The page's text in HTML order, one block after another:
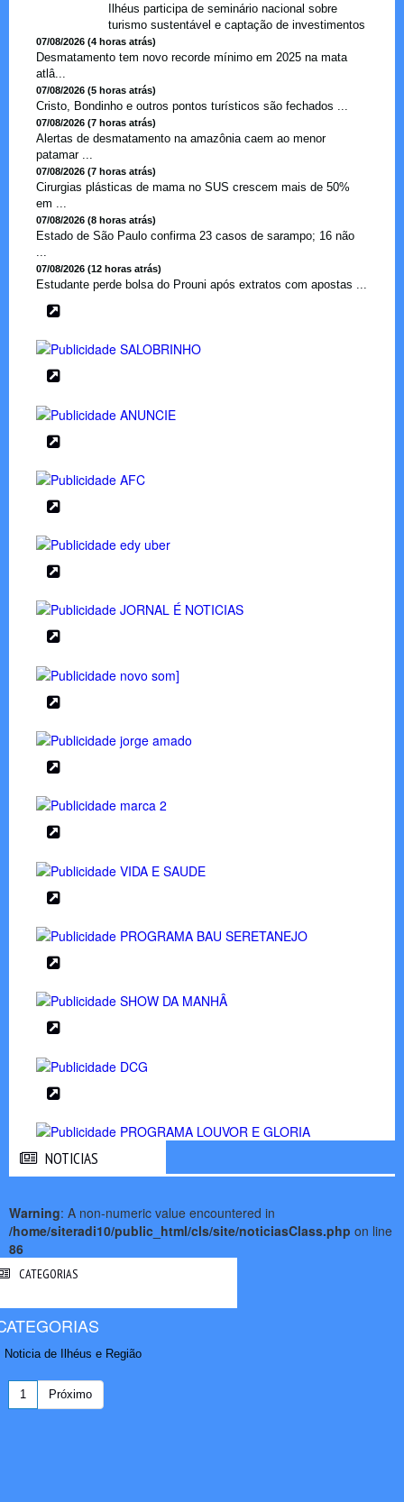
Ilhéus participa de seminário nacional sobre
turismo sustentável e captação de investimentos
07/08/2026 (4 horas atrás)
Desmatamento tem novo recorde mínimo em 2025 na mata
atlâ...
07/08/2026 (5 horas atrás)
Cristo, Bondinho e outros pontos turísticos são fechados ...
07/08/2026 (7 horas atrás)
Alertas de desmatamento na amazônia caem ao menor
patamar ...
07/08/2026 (7 horas atrás)
Cirurgias plásticas de mama no SUS crescem mais de 50%
em ...
07/08/2026 (8 horas atrás)
Estado de São Paulo confirma 23 casos de sarampo; 16 não
07/08/2026 (12 horas atrás)
Estudante perde bolsa do Prouni após extratos com apostas ...
NOTICIAS
Warning: A non-numeric value encountered in
/home/siteradi10/public_html/cls/site/noticiasClass.php on line
86
CATEGORIAS
Noticia de Ilhéus e Região
1 Próximo